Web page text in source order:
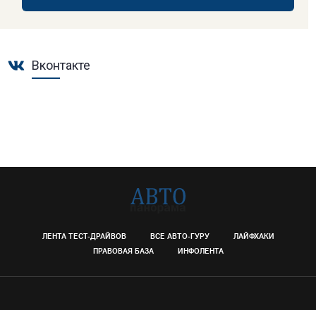
Вконтакте
ЛЕНТА ТЕСТ-ДРАЙВОВ ВСЕ АВТО-ГУРУ
ЛАЙФХАКИ
ПРАВОВАЯ БАЗА
ИНФОЛЕНТА